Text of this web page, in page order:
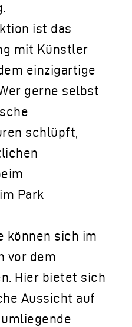
ist das
mit Künstler
einzigartige
gerne selbst
schlüpft,
Park
können sich im
vor dem
Hier bietet sich
Aussicht auf